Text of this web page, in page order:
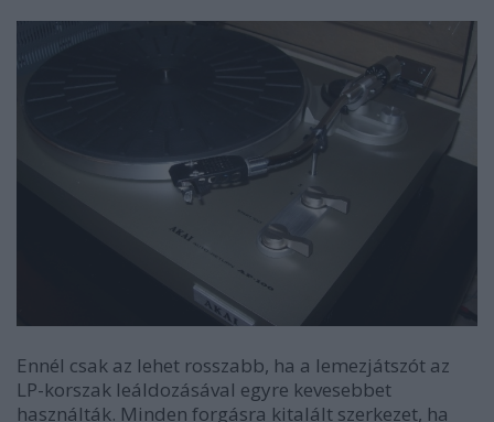
Ennél csak az lehet rosszabb, ha a lemezjátszót az
LP-korszak leáldozásával egyre kevesebbet
használták. Minden forgásra kitalált szerkezet, ha